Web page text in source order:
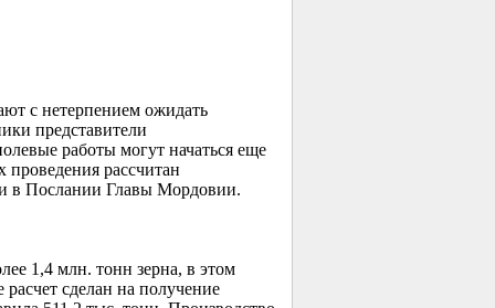
с нетерпением ожидать
представители
работы могут начаться еще
проведения рассчитан
в Послании Главы Мордовии.
1,4 млн. тонн зерна, в этом
сделан на получение